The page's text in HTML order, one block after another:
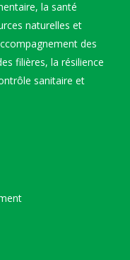
la santé
naturelles et
des
filières, la résilience
sanitaire et